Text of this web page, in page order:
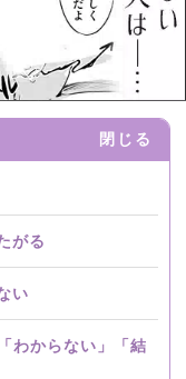
閉じる
がる
い
わからない」「結